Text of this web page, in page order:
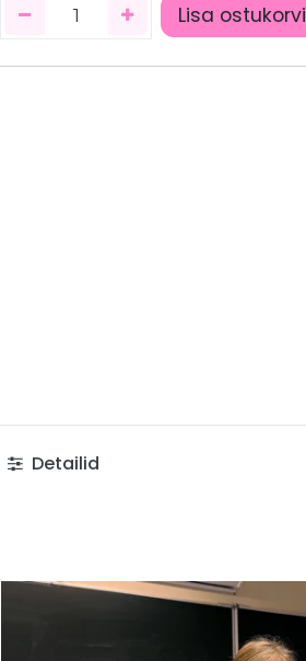
Lisa ostukorvi
Detailid